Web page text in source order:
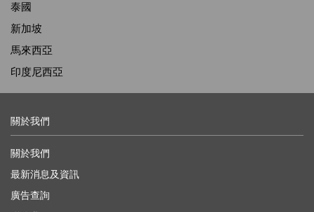
泰國
新加坡
馬來西亞
印度尼西亞
關於我們
關於我們
最新消息及資訊
廣告查詢